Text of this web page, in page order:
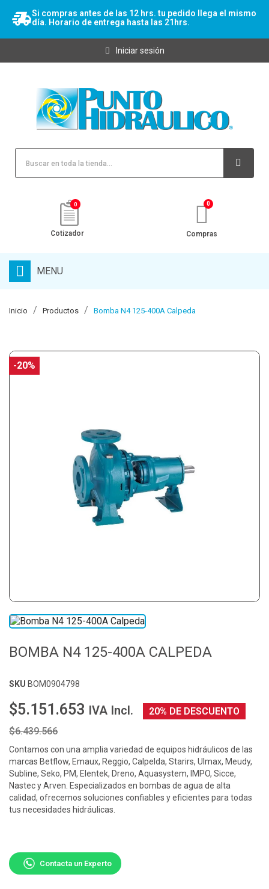
Si compras antes de las 12 hrs. tu pedido llega el mismo
día. Horario de entrega hasta las 21hrs.
Iniciar sesión
0
Cotizador Compras
MENU
Inicio Productos Bomba N4 125-400A Calpeda
-20%
BOMBA N4 125-400A CALPEDA
SKU BOM0904798
$5.151.653 IVA Incl.
20% DE DESCUENTO
$6.439.566
Contamos con una amplia variedad de equipos hidráulicos de las
marcas Betflow, Emaux, Reggio, Calpelda, Starirs, Ulmax, Meudy,
Subline, Seko, PM, Elentek, Dreno, Aquasystem, IMPO, Sicce,
Nastec y Arven. Especializados en bombas de agua de alta
calidad, ofrecemos soluciones confiables y eficientes para todas
tus necesidades hidráulicas.
Contacta un Experto